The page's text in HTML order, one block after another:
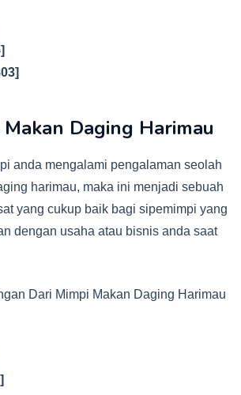
Daging Harimau
anda mengalami pengalaman seolah
harimau, maka ini menjadi sebuah
yang cukup baik bagi sipemimpi yang
dengan usaha atau bisnis anda saat
Dari Mimpi Makan Daging Harimau